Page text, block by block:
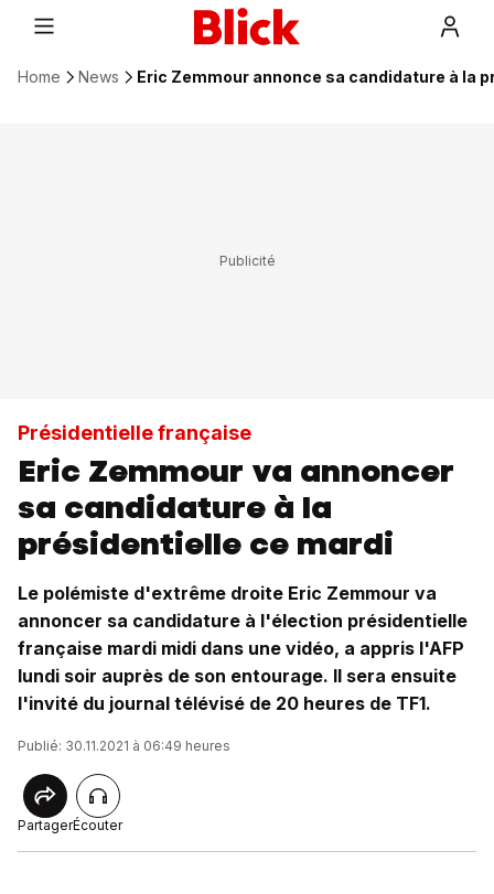
Home News Eric Zemmour annonce sa candidature à la
Présidentielle française
Eric Zemmour va annoncer
sa candidature à la
présidentielle ce mardi
Le polémiste d'extrême droite Eric Zemmour va
annoncer sa candidature à l'élection présidentielle
française mardi midi dans une vidéo, a appris l'AFP
lundi soir auprès de son entourage. Il sera ensuite
l'invité du journal télévisé de 20 heures de TF1.
Publié: 30.11.2021 à 06:49 heures
PartagerÉcouter